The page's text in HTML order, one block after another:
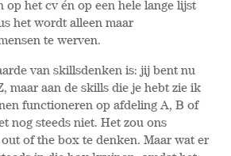
op het cv én op een hele lange lijst
het wordt alleen maar
te werven.
van skillsdenken is: jij bent nu
maar aan de skills die je hebt zie ik
functioneren op afdeling A, B of
nog steeds niet. Het zou ons
of the box te denken. Maar wat er